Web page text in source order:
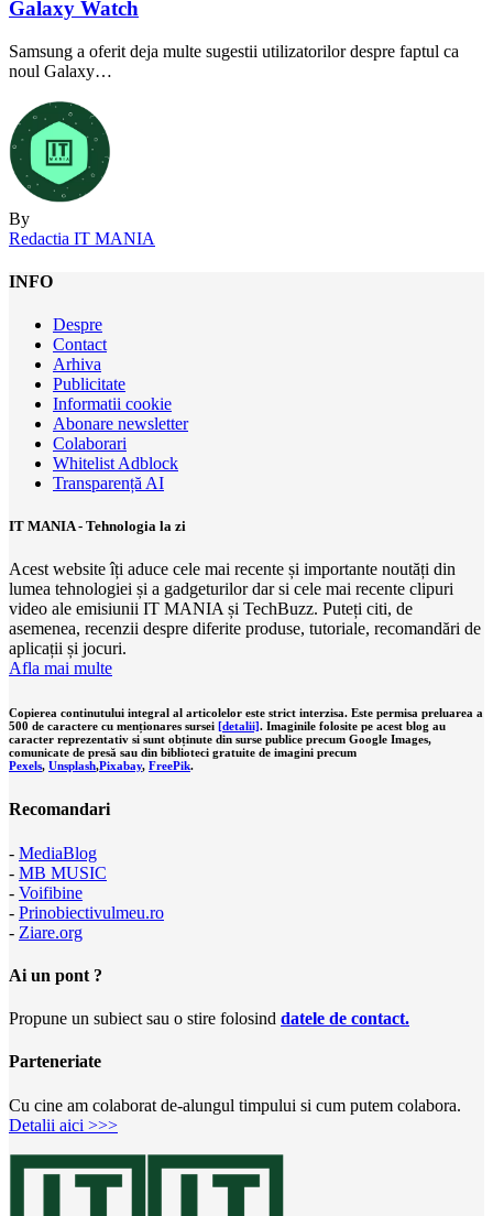
Galaxy Watch
Samsung a oferit deja multe sugestii utilizatorilor despre faptul ca
noul Galaxy…
By
Redactia IT MANIA
INFO
Despre
Contact
Arhiva
Publicitate
Informatii cookie
Abonare newsletter
Colaborari
Whitelist Adblock
Transparență AI
IT MANIA - Tehnologia la zi
Acest website îți aduce cele mai recente și importante noutăți din
lumea tehnologiei și a gadgeturilor dar si cele mai recente clipuri
video ale emisiunii IT MANIA și TechBuzz. Puteți citi, de
asemenea, recenzii despre diferite produse, tutoriale, recomandări de
aplicații și jocuri.
Afla mai multe
Copierea continutului integral al articolelor este strict interzisa. Este permisa preluarea a
500 de caractere cu menționares sursei [detalii]. Imaginile folosite pe acest blog au
caracter reprezentativ si sunt obținute din surse publice precum Google Images,
comunicate de presă sau din biblioteci gratuite de imagini precum
Pexels, Unsplash,Pixabay, FreePik.
Recomandari
- MediaBlog
- MB MUSIC
- Voifibine
- Prinobiectivulmeu.ro
- Ziare.org
Ai un pont ?
Propune un subiect sau o stire folosind datele de contact.
Parteneriate
Cu cine am colaborat de-alungul timpului si cum putem colabora.
Detalii aici >>>